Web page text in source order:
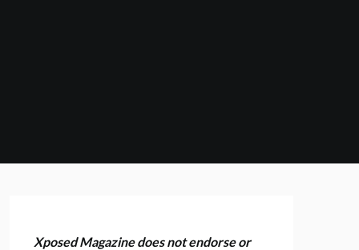
Xposed Magazine does not endorse or